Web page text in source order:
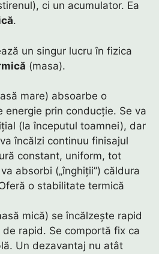
ci un acumulator. Ea
.
un singur lucru în fizica
(masa).
mare) absoarbe o
energie prin conducție. Se va
(la începutul toamnei), dar
încălzi continuu finisajul
constant, uniform, tot
absorbi („înghiții”) căldura
o stabilitate termică
mică) se încălzește rapid
rapid. Se comportă fix ca
Un dezavantaj nu atât